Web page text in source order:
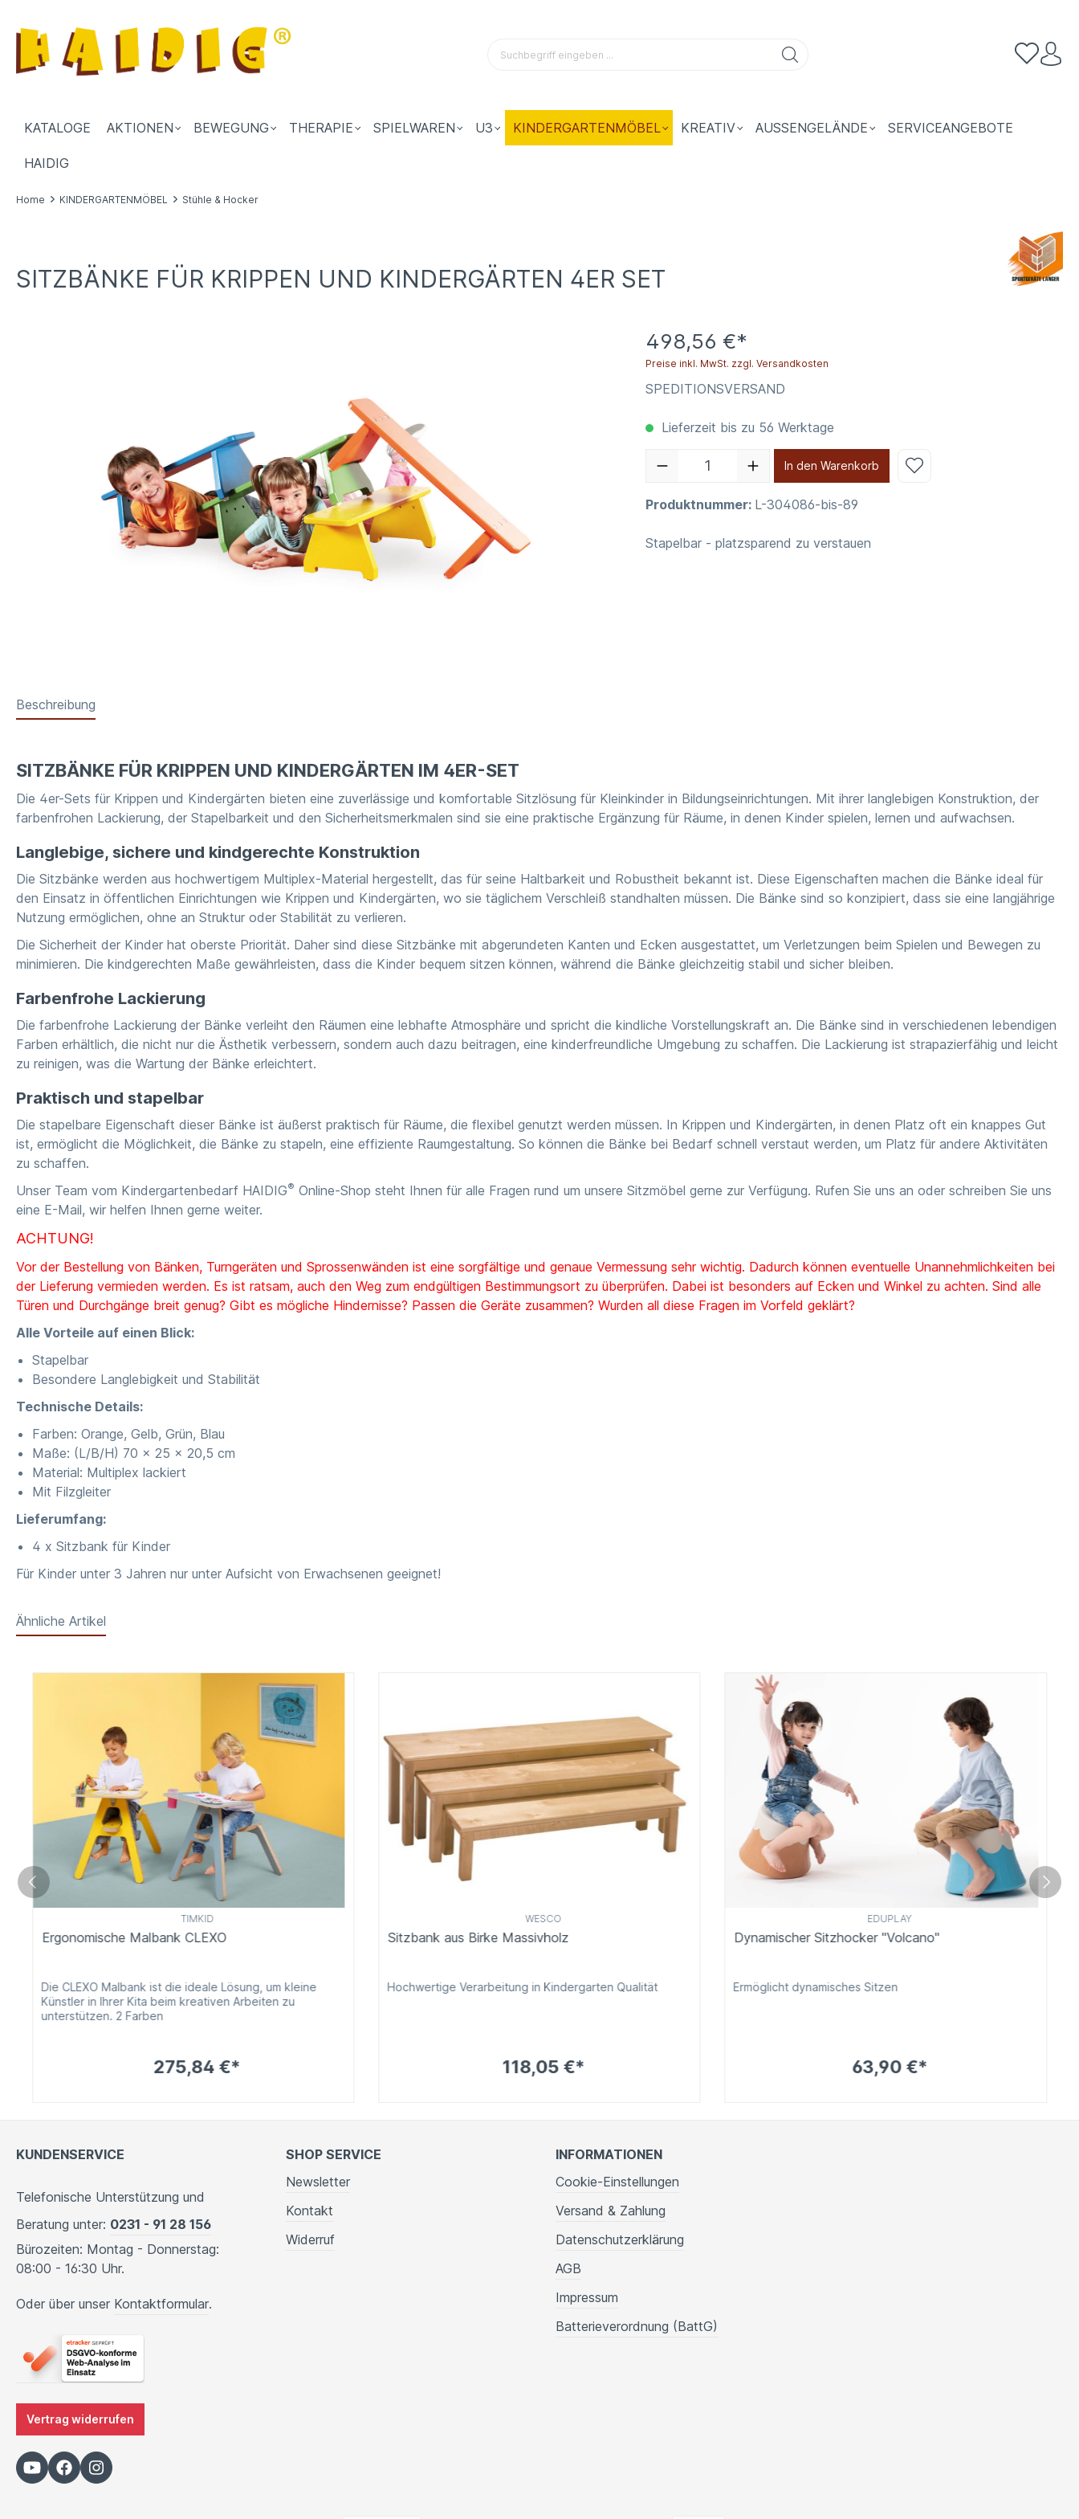
KATALOGE AKTIONEN BEWEGUNG THERAPIE SPIELWAREN U3 KINDERGARTENMÖBEL KREATIV AUSSENGELÄNDE SERVICEANGEBOTE
HAIDIG
Home KINDERGARTENMÖBEL Stühle & Hocker
SITZBÄNKE FÜR KRIPPEN UND KINDERGÄRTEN 4ER SET
498,56 €*
Preise inkl. MwSt. zzgl. Versandkosten
SPEDITIONSVERSAND
Lieferzeit bis zu 56 Werktage
In den Warenkorb
Produktnummer: L-304086-bis-89
Stapelbar - platzsparend zu verstauen
Beschreibung
SITZBÄNKE FÜR KRIPPEN UND KINDERGÄRTEN IM 4ER-SET
Die 4er-Sets für Krippen und Kindergärten bieten eine zuverlässige und komfortable Sitzlösung für Kleinkinder in Bildungseinrichtungen. Mit ihrer langlebigen Konstruktion, der
farbenfrohen Lackierung, der Stapelbarkeit und den Sicherheitsmerkmalen sind sie eine praktische Ergänzung für Räume, in denen Kinder spielen, lernen und aufwachsen.
Langlebige, sichere und kindgerechte Konstruktion
Die Sitzbänke werden aus hochwertigem Multiplex-Material hergestellt, das für seine Haltbarkeit und Robustheit bekannt ist. Diese Eigenschaften machen die Bänke ideal für
den Einsatz in öffentlichen Einrichtungen wie Krippen und Kindergärten, wo sie täglichem Verschleiß standhalten müssen. Die Bänke sind so konzipiert, dass sie eine langjährige
Nutzung ermöglichen, ohne an Struktur oder Stabilität zu verlieren.
Die Sicherheit der Kinder hat oberste Priorität. Daher sind diese Sitzbänke mit abgerundeten Kanten und Ecken ausgestattet, um Verletzungen beim Spielen und Bewegen zu
minimieren. Die kindgerechten Maße gewährleisten, dass die Kinder bequem sitzen können, während die Bänke gleichzeitig stabil und sicher bleiben.
Farbenfrohe Lackierung
Die farbenfrohe Lackierung der Bänke verleiht den Räumen eine lebhafte Atmosphäre und spricht die kindliche Vorstellungskraft an. Die Bänke sind in verschiedenen lebendigen
Farben erhältlich, die nicht nur die Ästhetik verbessern, sondern auch dazu beitragen, eine kinderfreundliche Umgebung zu schaffen. Die Lackierung ist strapazierfähig und leicht
zu reinigen, was die Wartung der Bänke erleichtert.
Praktisch und stapelbar
Die stapelbare Eigenschaft dieser Bänke ist äußerst praktisch für Räume, die flexibel genutzt werden müssen. In Krippen und Kindergärten, in denen Platz oft ein knappes Gut
ist, ermöglicht die Möglichkeit, die Bänke zu stapeln, eine effiziente Raumgestaltung. So können die Bänke bei Bedarf schnell verstaut werden, um Platz für andere Aktivitäten
zu schaffen.
Unser Team vom Kindergartenbedarf HAIDIG® Online-Shop steht Ihnen für alle Fragen rund um unsere Sitzmöbel gerne zur Verfügung. Rufen Sie uns an oder schreiben Sie uns
eine E-Mail, wir helfen Ihnen gerne weiter.
ACHTUNG!
Vor der Bestellung von Bänken, Turngeräten und Sprossenwänden ist eine sorgfältige und genaue Vermessung sehr wichtig. Dadurch können eventuelle Unannehmlichkeiten bei
der Lieferung vermieden werden. Es ist ratsam, auch den Weg zum endgültigen Bestimmungsort zu überprüfen. Dabei ist besonders auf Ecken und Winkel zu achten. Sind alle
Türen und Durchgänge breit genug? Gibt es mögliche Hindernisse? Passen die Geräte zusammen? Wurden all diese Fragen im Vorfeld geklärt?
Alle Vorteile auf einen Blick:
Stapelbar
Besondere Langlebigkeit und Stabilität
Technische Details:
Farben: Orange, Gelb, Grün, Blau
Maße: (L/B/H) 70 x 25 x 20,5 cm
Material: Multiplex lackiert
Mit Filzgleiter
Lieferumfang:
4 x Sitzbank für Kinder
Für Kinder unter 3 Jahren nur unter Aufsicht von Erwachsenen geeignet!
Ähnliche Artikel
TIMKID
Ergonomische Malbank CLEXO
Die CLEXO Malbank ist die ideale Lösung, um kleine
Künstler in Ihrer Kita beim kreativen Arbeiten zu
unterstützen. 2 Farben
275,84 €*
WESCO
Sitzbank aus Birke Massivholz
Hochwertige Verarbeitung in Kindergarten Qualität
118,05 €*
EDUPLAY
Dynamischer Sitzhocker "Volcano"
Ermöglicht dynamisches Sitzen
63,90 €*
KUNDENSERVICE
Telefonische Unterstützung und
Beratung unter: 0231 - 91 28 156
Bürozeiten: Montag - Donnerstag:
08:00 - 16:30 Uhr.
Oder über unser Kontaktformular.
Vertrag widerrufen
SHOP SERVICE
Newsletter
Kontakt
Widerruf
INFORMATIONEN
Cookie-Einstellungen
Versand & Zahlung
Datenschutzerklärung
AGB
Impressum
Batterieverordnung (BattG)